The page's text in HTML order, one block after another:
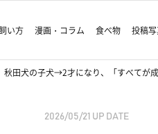
い方 漫画・コラム 食べ物 投稿
秋田犬の子犬→2才になり、「すべてが
2026/05/21 UP DATE